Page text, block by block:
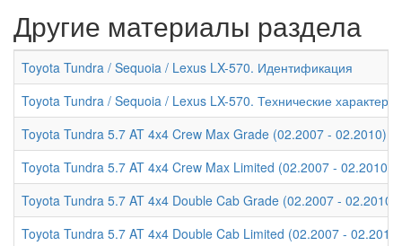
Другие материалы раздела
Toyota Tundra / Sequoia / Lexus LX-570. Идентификация
Toyota Tundra / Sequoia / Lexus LX-570. Технические
Toyota Tundra 5.7 AT 4x4 Crew Max Grade (02.2007 - 02.2010) -
Toyota Tundra 5.7 AT 4x4 Crew Max Limited (02.2007 - 02.2010) -
Toyota Tundra 5.7 AT 4x4 Double Cab Grade (02.2007 - 02.2010)
Toyota Tundra 5.7 AT 4x4 Double Cab Limited (02.2007 - 02.2010)